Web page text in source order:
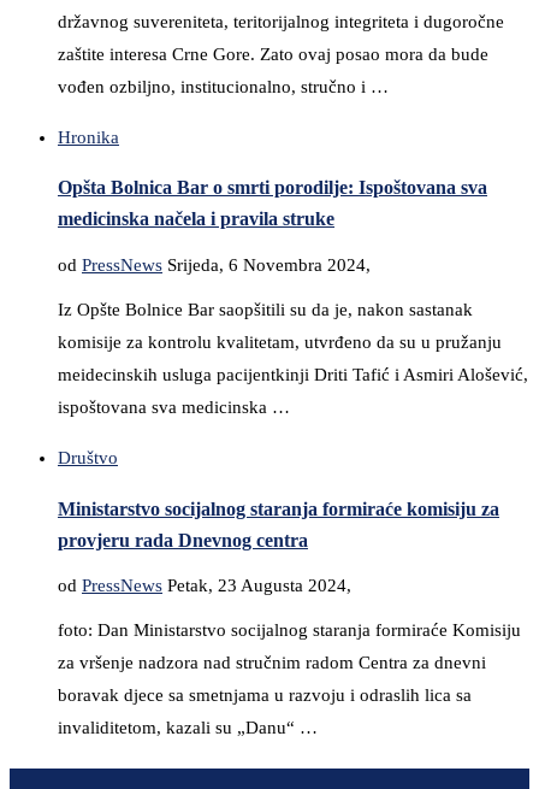
državnog suvereniteta, teritorijalnog integriteta i dugoročne
zaštite interesa Crne Gore. Zato ovaj posao mora da bude
vođen ozbiljno, institucionalno, stručno i …
Hronika
Opšta Bolnica Bar o smrti porodilje: Ispoštovana sva
medicinska načela i pravila struke
od PressNews Srijeda, 6 Novembra 2024,
Iz Opšte Bolnice Bar saopšitili su da je, nakon sastanak
komisije za kontrolu kvalitetam, utvrđeno da su u pružanju
meidecinskih usluga pacijentkinji Driti Tafić i Asmiri Alošević,
ispoštovana sva medicinska …
Društvo
Ministarstvo socijalnog staranja formiraće komisiju za
provjeru rada Dnevnog centra
od PressNews Petak, 23 Augusta 2024,
foto: Dan Ministarstvo socijalnog staranja formiraće Komisiju
za vršenje nadzora nad stručnim radom Centra za dnevni
boravak djece sa smetnjama u razvoju i odraslih lica sa
invaliditetom, kazali su „Danu“ …